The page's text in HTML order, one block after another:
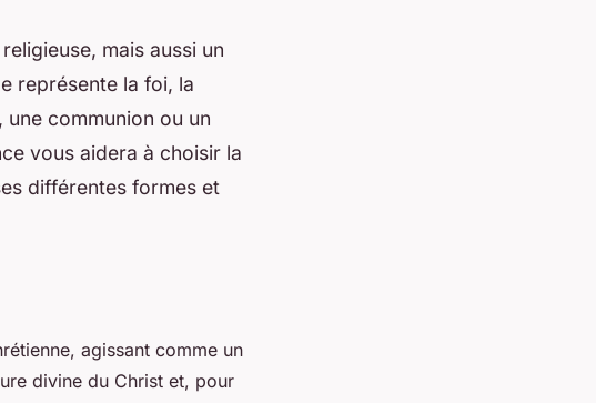
mais aussi un
représente la foi, la
communion ou un
vous aidera à choisir la
différentes formes et
agissant comme un
divine du Christ et, pour